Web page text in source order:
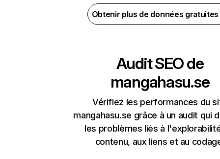
Obtenir plus de données
Audit SEO de
mangahasu.se
Vérifiez les performances du
mangahasu.se grâce à un audit qui
les problèmes liés à
contenu, aux liens et au